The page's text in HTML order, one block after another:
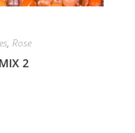
, Rose
2